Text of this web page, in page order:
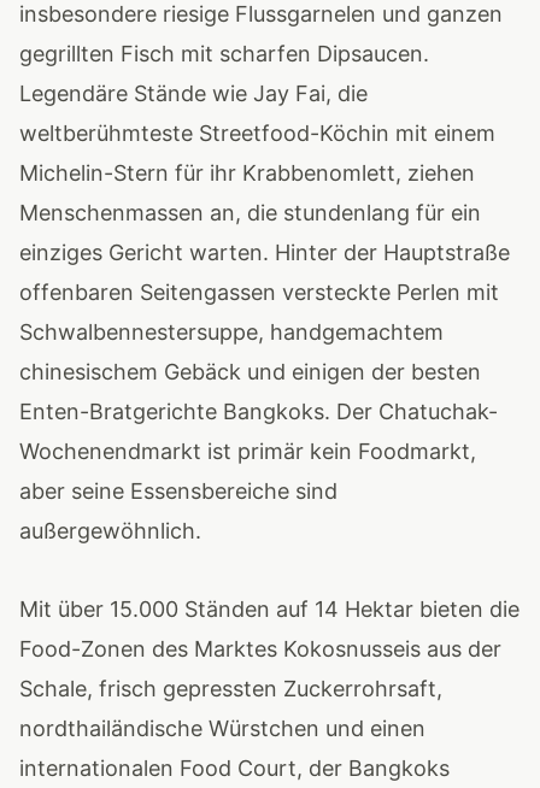
insbesondere riesige Flussgarnelen und ganzen
gegrillten Fisch mit scharfen Dipsaucen.
Legendäre Stände wie Jay Fai, die
weltberühmteste Streetfood-Köchin mit einem
Michelin-Stern für ihr Krabbenomlett, ziehen
Menschenmassen an, die stundenlang für ein
einziges Gericht warten. Hinter der Hauptstraße
offenbaren Seitengassen versteckte Perlen mit
Schwalbennestersuppe, handgemachtem
chinesischem Gebäck und einigen der besten
Enten-Bratgerichte Bangkoks. Der Chatuchak-
Wochenendmarkt ist primär kein Foodmarkt,
aber seine Essensbereiche sind
außergewöhnlich.
Mit über 15.000 Ständen auf 14 Hektar bieten die
Food-Zonen des Marktes Kokosnusseis aus der
Schale, frisch gepressten Zuckerrohrsaft,
nordthailändische Würstchen und einen
internationalen Food Court, der Bangkoks